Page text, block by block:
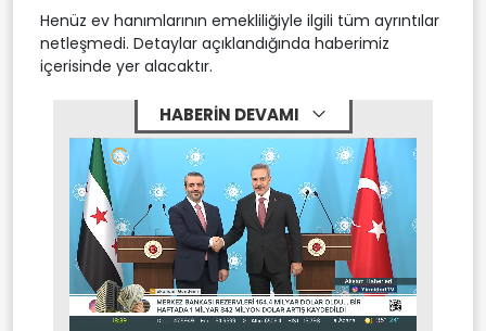
Henüz ev hanımlarının emekliliğiyle ilgili tüm ayrıntılar
netleşmedi. Detaylar açıklandığında haberimiz
içerisinde yer alacaktır.
HABERİN DEVAMI
Mute Stream